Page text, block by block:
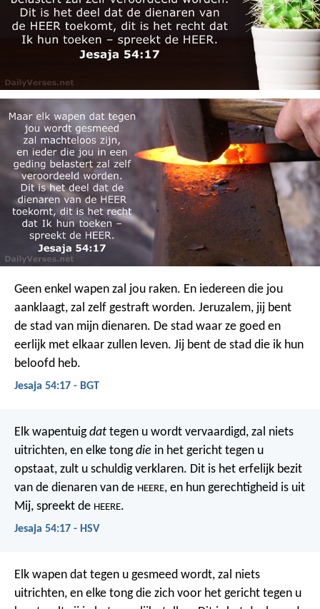
Geen enkel wapen zal jou raken. En iedereen die jou
aanklaagt, zal zelf gestraft worden. Jeruzalem, jij bent
de stad van mijn dienaren. De stad waar ze goed en
eerlijk met elkaar zullen leven. Jij bent de stad die ik hun
beloofd heb.
Jesaja 54:17 - BGT
Elk wapentuigdat tegen u wordt vervaardigd, zal niets
uitrichten, en elke tongdie in het gericht tegen u
opstaat, zult u schuldig verklaren. Dit is het erfelijk bezit
van de dienaren van de HEERE, en hun gerechtigheid is uit
Mij, spreekt de HEERE.
Jesaja 54:17 - HSV
Elk wapen dat tegen u gesmeed wordt, zal niets
uitrichten, en elke tong die zich voor het gericht tegen u